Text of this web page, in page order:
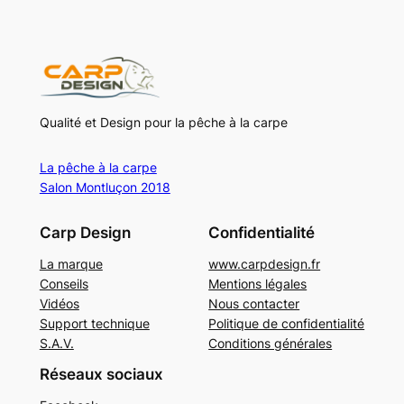
Qualité et Design pour la pêche à la carpe
La pêche à la carpe
Salon Montluçon 2018
Carp Design
La marque
Conseils
Vidéos
Support technique
S.A.V.
Confidentialité
www.carpdesign.fr
Mentions légales
Nous contacter
Politique de confidentialité
Conditions générales
Réseaux sociaux